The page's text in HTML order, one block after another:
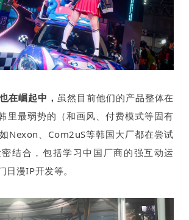
在崛起中，虽然目前他们的产品整体在
里最弱势的（和画风、付费模式等固有
Nexon 、 Com2uS等韩国大厂都在尝试
结合，包括学习中国厂商的强互动运
日漫IP开发等。